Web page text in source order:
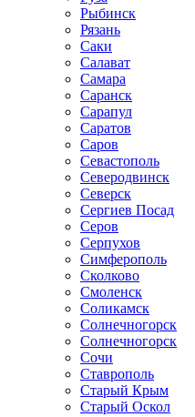
Рыбинск
Рязань
Саки
Салават
Самара
Саранск
Сарапул
Саратов
Саров
Севастополь
Северодвинск
Северск
Сергиев Посад
Серов
Серпухов
Симферополь
Сколково
Смоленск
Соликамск
Солнечногорск
Солнечногорск
Сочи
Ставрополь
Старый Крым
Старый Оскол